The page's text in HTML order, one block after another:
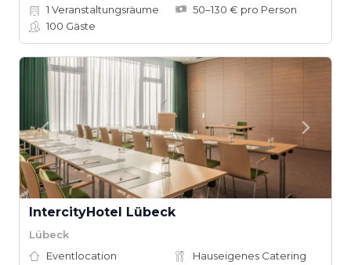
1 Veranstaltungsräume
50–130 € pro Person
100 Gäste
IntercityHotel Lübeck
Lübeck
Eventlocation
Hauseigenes Catering